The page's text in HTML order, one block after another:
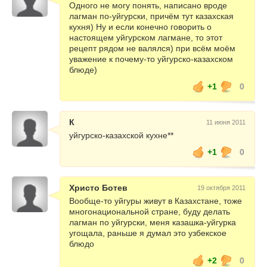
Одного не могу понять, написано вроде
лагман по-уйгурски, причём тут казахская
кухня) Ну и если конечно говорить о
настоящем уйгурском лагмане, то этот
рецепт рядом не валялся) при всём моём
уважение к почему-то уйгурско-казахском
блюде)
+1
0
К 11 июня 2011
уйгурско-казахской кухне**
+1
0
Христо Ботев 19 октября 2011
Вообще-то уйгуры живут в Казахстане, тоже
многонациональной стране, буду делать
лагман по уйгурски, меня казашка-уйгурка
угощала, раньше я думал это узбекское
блюдо
+2
0